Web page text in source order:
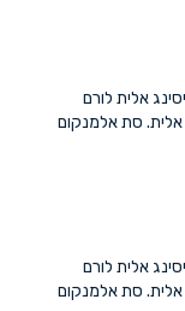
אלית לורם
אלית. סת אלמנקום
אלית לורם
אלית. סת אלמנקום